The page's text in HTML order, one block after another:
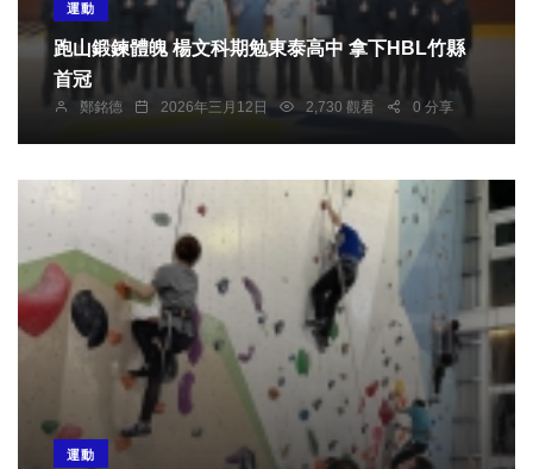
運動
跑山鍛鍊體魄 楊文科期勉東泰高中 拿下HBL竹縣
首冠
鄭銘德 2026年三月12日 2,730 觀看 0 分享
運動